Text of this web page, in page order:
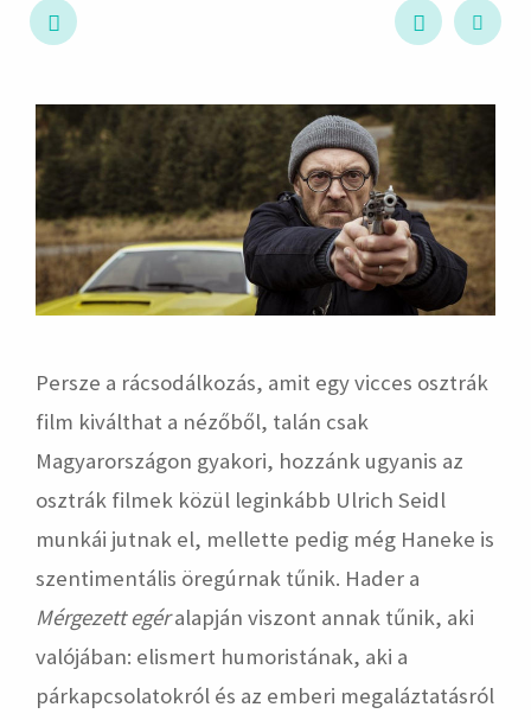
hirdetés
Persze a rácsodálkozás, amit egy vicces osztrák
film kiválthat a nézőből, talán csak
Magyarországon gyakori, hozzánk ugyanis az
osztrák filmek közül leginkább Ulrich Seidl
munkái jutnak el, mellette pedig még Haneke is
szentimentális öregúrnak tűnik. Hader a
Mérgezett egéralapján viszont annak tűnik, aki
valójában: elismert humoristának, aki a
párkapcsolatokról és az emberi megaláztatásról